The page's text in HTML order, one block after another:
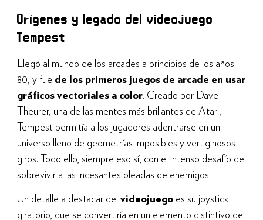
Orígenes y legado del videojuego
Tempest
Llegó al mundo de los arcades a principios de los años
80, y fue de los primeros juegos de arcade en usar
gráficos vectoriales a color. Creado por Dave
Theurer, una de las mentes más brillantes de Atari,
Tempest permitía a los jugadores adentrarse en un
universo lleno de geometrías imposibles y vertiginosos
giros. Todo ello, siempre eso sí, con el intenso desafío de
sobrevivir a las incesantes oleadas de enemigos.
Un detalle a destacar delvideojuego es su joystick
giratorio, que se convertiría en un elemento distintivo de